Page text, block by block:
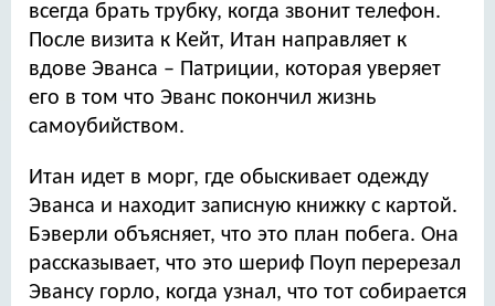
всегда брать трубку, когда звонит телефон.
После визита к Кейт, Итан направляет к
вдове Эванса – Патриции, которая уверяет
его в том что Эванс покончил жизнь
самоубийством.
Итан идет в морг, где обыскивает одежду
Эванса и находит записную книжку с картой.
Бэверли объясняет, что это план побега. Она
рассказывает, что это шериф Поуп перерезал
Эвансу горло, когда узнал, что тот собирается